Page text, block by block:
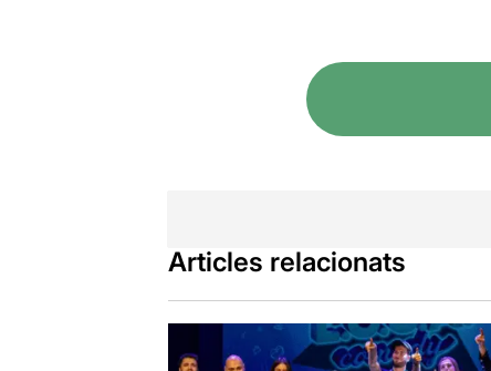
Articles relacionats